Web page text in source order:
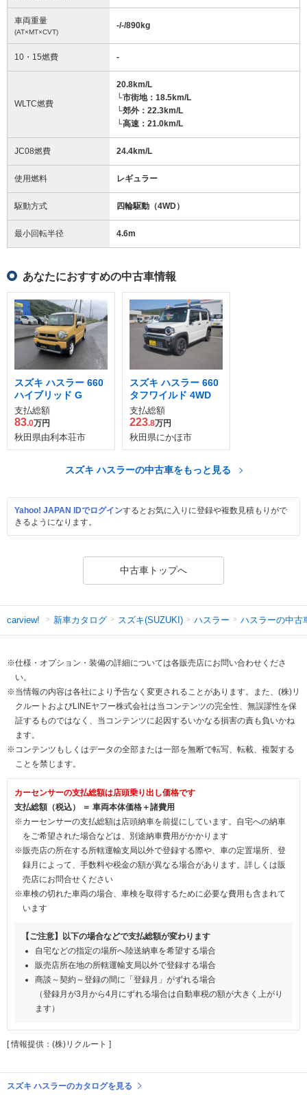
車両重量
(AT×MT×CVT)
-/-/890kg
10・15燃費 -
WLTC燃費
20.8km/L
└市街地：18.5km/L
└郊外：22.3km/L
└高速：21.0km/L
JC08燃費 24.4km/L
使用燃料 レギュラー
駆動方式 四輪駆動（4WD）
最小回転半径 4.6m
あなたにおすすめの中古車情報
スズキ ハスラー 660
ハイブリッド G
支払総額
83.0万円
秋田県由利本荘市
スズキ ハスラー 660
タフワイルド 4WD
支払総額
223.8万円
秋田県にかほ市
スズキ ハスラーの中古車をもっと見る
Yahoo! JAPAN IDでログインするとお気に入りに登録や複数見積もりがで
きるようになります。
中古車トップへ
carview! 新車カタログ スズキ(SUZUKI) ハスラー ハスラーの中古
※仕様・オプション・装備の詳細については各販売店にお問い合わせくださ
い。
※当情報の内容は各社により予告なく変更されることがあります。また、(株)リ
クルートおよびLINEヤフー株式会社は当コンテンツの完全性、無誤謬性を保
証するものではなく、当コンテンツに起因するいかなる損害の責も負いかね
ます。
※コンテンツもしくはデータの全部または一部を無断で転写、転載、複製する
ことを禁じます。
カーセンサーの支払総額は店頭乗り出し価格です
支払総額（税込） ＝ 車両本体価格＋諸費用
※カーセンサーの支払総額は店頭納車を前提にしています。自宅への納車
をご希望された場合などは、別途納車費用がかかります
※販売店の所在する所轄運輸支局以外で登録する際や、車の定置場所、登
録月によって、手数料や税金の額が異なる場合があります。詳しくは販
売店にお問合せください
※車検の切れた車両の場合、車検を取得するために必要な費用も含まれて
います
【ご注意】以下の場合などで支払総額が変わります
自宅などの指定の場所へ陸送納車を希望する場合
販売店所在地の所轄運輸支局以外で登録する場合
商談～契約～登録の間に「登録月」がずれる場合
（登録月が3月から4月にずれる場合は自動車税の額が大きく上がり
ます）
[ 情報提供：(株)リクルート ]
スズキ ハスラーのカタログを見る